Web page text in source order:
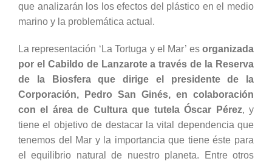
que analizarán los los efectos del plástico en el medio
marino y la problemática actual.
La representación ‘La Tortuga y el Mar’ es organizada
por el Cabildo de Lanzarote a través de la Reserva
de la Biosfera que dirige el presidente de la
Corporación, Pedro San Ginés, en colaboración
con el área de Cultura que tutela Óscar Pérez, y
tiene el objetivo de destacar la vital dependencia que
tenemos del Mar y la importancia que tiene éste para
el equilibrio natural de nuestro planeta. Entre otros